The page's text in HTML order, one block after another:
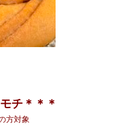
チ＊＊＊
方対象